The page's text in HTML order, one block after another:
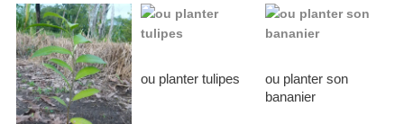
ou planter tulipes
ou planter son
bananier